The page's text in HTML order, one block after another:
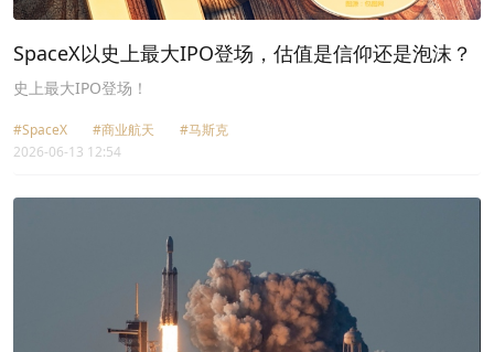
SpaceX以史上最大IPO登场，估值是信仰还是泡沫？
史上最大IPO登场！
#SpaceX #商业航天
#马斯克
2026-06-13 12:54